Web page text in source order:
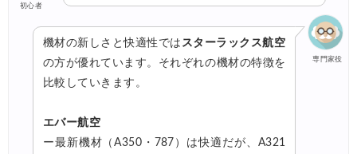
初心者
専門家役
機材の新しさと快適性では スターラックス航空
の方が優れています。それぞれの機材の特徴を
比較していきます。
エバー航空
ー最新機材（A350・787）は快適だが、A321